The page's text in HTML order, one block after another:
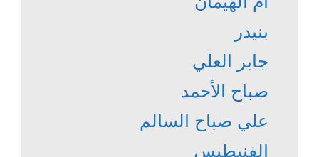
بنيدر
جابر العلي
صباح الأحمد
علي صباح السالم
الفنيطيس